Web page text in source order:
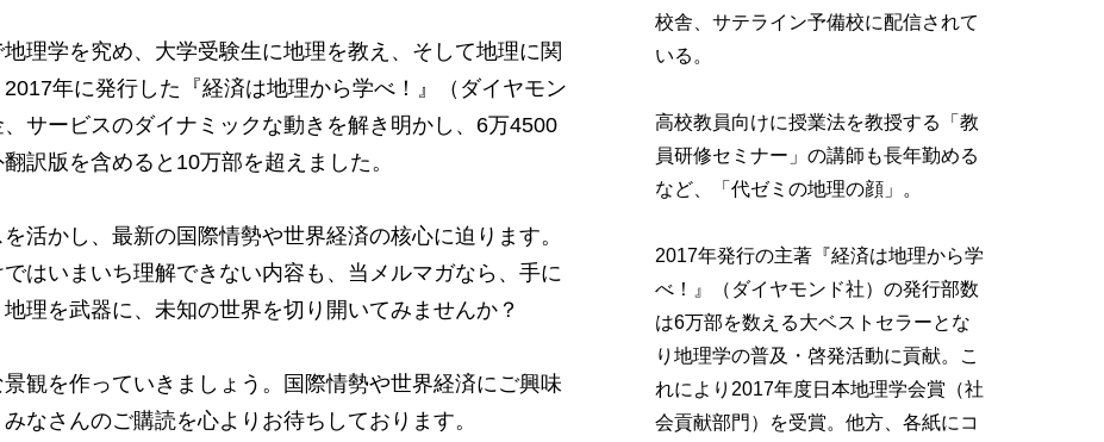
理学を究め、大学受験生に地理を教え、そして地理に関
年に発行した『経済は地理から学べ！』（ダイヤモン
サービスのダイナミックな動きを解き明かし、6万4500
訳版を含めると10万部を超えました。
活かし、最新の国際情勢や世界経済の核心に迫ります。
はいまいち理解できない内容も、当メルマガなら、手に
理を武器に、未知の世界を切り開いてみませんか？
観を作っていきましょう。国際情勢や世界経済にご興味
なさんのご購読を心よりお待ちしております。
校舎、サテライン予備校に配信されて
いる。
高校教員向けに授業法を教授する「教
員研修セミナー」の講師も長年勤める
など、「代ゼミの地理の顔」。
2017年発行の主著『経済は地理から学
べ！』（ダイヤモンド社）の発行部数
は6万部を数える大ベストセラーとな
り地理学の普及・啓発活動に貢献。こ
れにより2017年度日本地理学会賞（社
会貢献部門）を受賞。他方、各紙にコ